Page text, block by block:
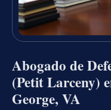
Abogado de
(Petit Larceny)
George, VA